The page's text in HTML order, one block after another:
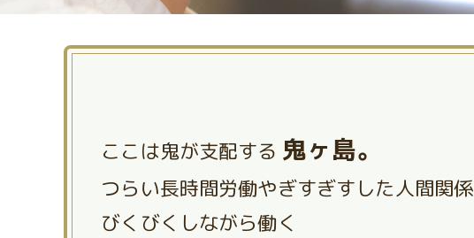
ここは鬼が支配する 鬼ヶ島。
つらい長時間労働やぎすぎすした人間関係
びくびくしながら働く